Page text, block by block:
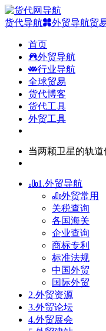
货代导航 外贸导航贸
首页
外贸导航
行业导航
全球贸易
货代博客
货代工具
外贸工具
当两颗卫星的轨道
1.外贸导航
外贸常用
关税查询
各国海关
企业查询
商标专利
标准法规
中国外贸
国际外贸
2.外贸资源
3.外贸论坛
4.外贸展会